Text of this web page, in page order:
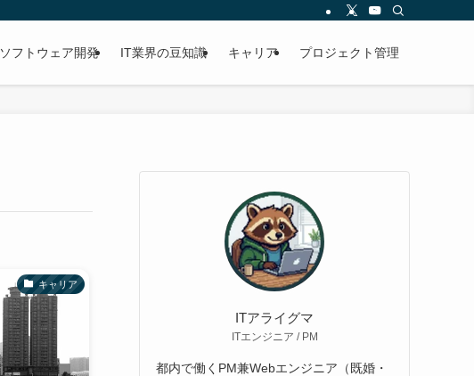
ソフトウェア開発 IT業界の豆知識 キャリア プロジェクト管理
キャリア
ITアライグマ
ITエンジニア / PM
都内で働くPM兼Webエンジニア（既婚・